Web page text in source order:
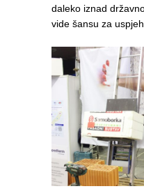
daleko iznad
vide šansu za